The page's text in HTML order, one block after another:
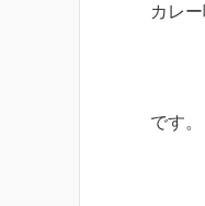
カレ
です。